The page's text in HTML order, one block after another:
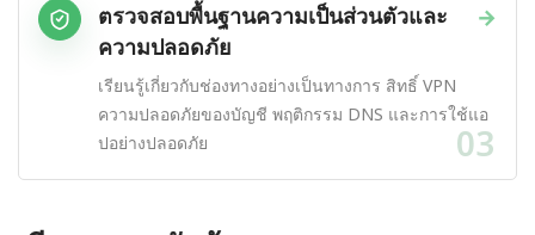
→
ตรวจสอบพื้นฐานความเป็นส่วนตัวและ
ความปลอดภัย
เรียนรู้เกี่ยวกับช่องทางอย่างเป็นทางการ สิทธิ์ VPN
ความปลอดภัยของบัญชี พฤติกรรม DNS และการใช้แอ
ปอย่างปลอดภัย
03